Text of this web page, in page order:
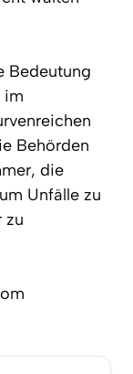
Bedeutung
im
Behörden
die
Unfälle zu
zu